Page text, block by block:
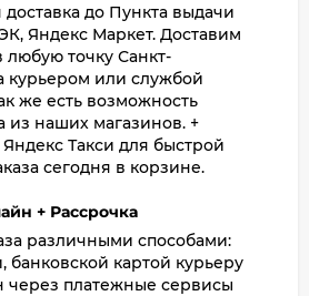
доставка до Пункта выдачи
Яндекс Маркет. Доставим
любую точку Санкт-
курьером или службой
же есть возможность
из наших магазинов. +
Такси для быстрой
сегодня в корзине.
+ Рассрочка
различными способами:
банковской картой курьеру
через платежные сервисы